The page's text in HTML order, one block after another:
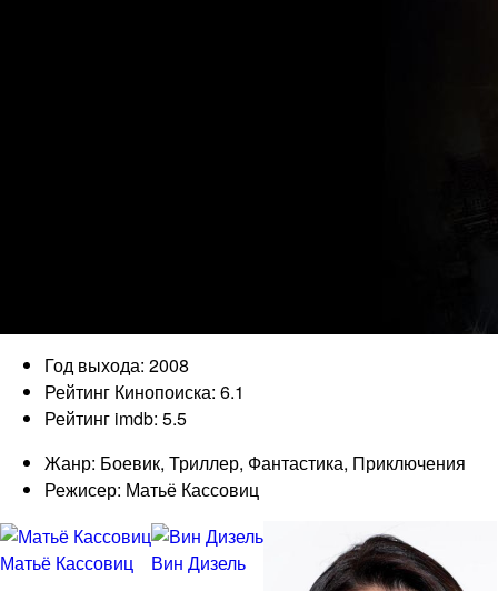
Год выхода: 2008
Рейтинг Кинопоиска: 6.1
Рейтинг imdb: 5.5
Жанр: Боевик, Триллер, Фантастика, Приключения
Режисер: Матьё Кассовиц
Матьё Кассовиц Вин Дизель